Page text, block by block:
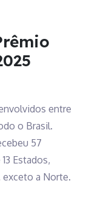
entre
o Brasil.
57
Estados,
exceto a Norte.